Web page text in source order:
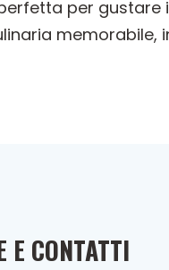
per
E CONTATTI